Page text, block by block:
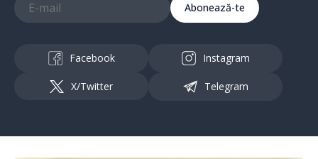
Abonează-te
Facebook Instagram
X/Twitter Telegram